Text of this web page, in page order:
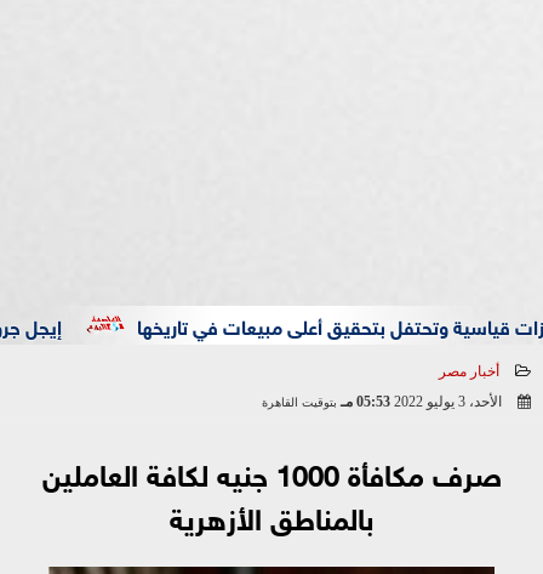
إيجل جروب وتحتفل بتحقيق أعلى مبيعات في تاريخها
أخبار مصر
الأحد، 3 يوليو 2022
05:53 مـ بتوقيت القاهرة
صرف مكافأة 1000 جنيه لكافة العاملين
بالمناطق الأزهرية